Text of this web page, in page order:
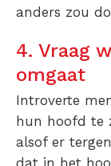
anders zou
4. Vraag
omgaat
Introverte
hun hoofd te
alsof er
dat in het